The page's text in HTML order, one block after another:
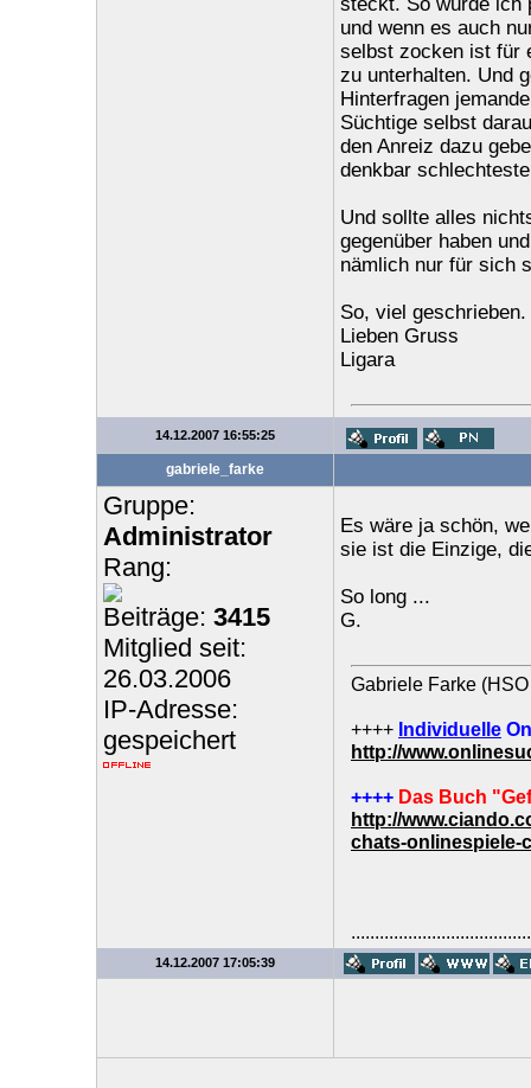
und wenn es auch
selbst zocken ist für
zu unterhalten. Und
Hinterfragen
Süchtige selbst
den Anreiz dazu
denkbar
Und sollte alles
gegenüber haben
nämlich nur für sich
So, viel
Lieben Gruss
Ligara
14.12.2007 16:55:25
gabriele_farke
Gruppe:
Administrator
Rang:
Beiträge: 3415
Mitglied seit:
26.03.2006
IP-Adresse:
gespeichert
Es wäre ja schön,
sie ist die Einzige,
So long ...
G.
Gabriele Farke (HSO
++++ Individuelle
http://
++++ Das Buch
http://
chats-onlinespiele-
14.12.2007 17:05:39